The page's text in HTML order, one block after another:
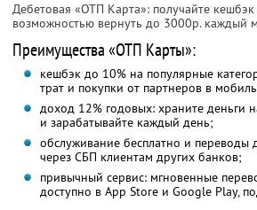
Дебетовая «ОТП Карта»: получайте
возможностью вернуть до 3000р. каждый
Преимущества «ОТП Карты»:
кешбэк до 10% на популярные
трат и покупки от партнеров в
доход 12% годовых: храните деньги
и зарабатывайте каждый день;
обслуживание бесплатно и
через СБП клиентам других банков;
привычный сервис: мгновенные
доступно в App Store и Google Play,